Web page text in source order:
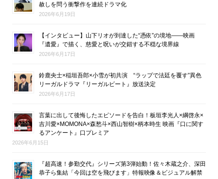
赦しを問う衝撃作を連続ドラマ化
2026年6月19日
【インタビュー】山下リオが到達した“憑依”の境地――映画
『遺愛』で描く、慈愛と呪いが交錯する不穏な境界線
2026年6月17日
鈴鹿央士×稲垣吾郎×小雪が初共演 “ラップで法廷を覆す”異色
リーガルドラマ『リーガルビート』放送決定
2026年6月17日
言葉に出して後悔したエピソードを告白！板垣李光人×綱啓永×
吉川愛×MOMONA×森愁斗×西山智樹×柄本時生 映画『口に関す
るアンケート』口プレミア
2026年6月15日
『超高速！参勤交代』シリーズ第3弾始動！佐々木蔵之介、深田
恭子ら集結「今回は空を飛びます」特報映像＆ビジュアル解禁